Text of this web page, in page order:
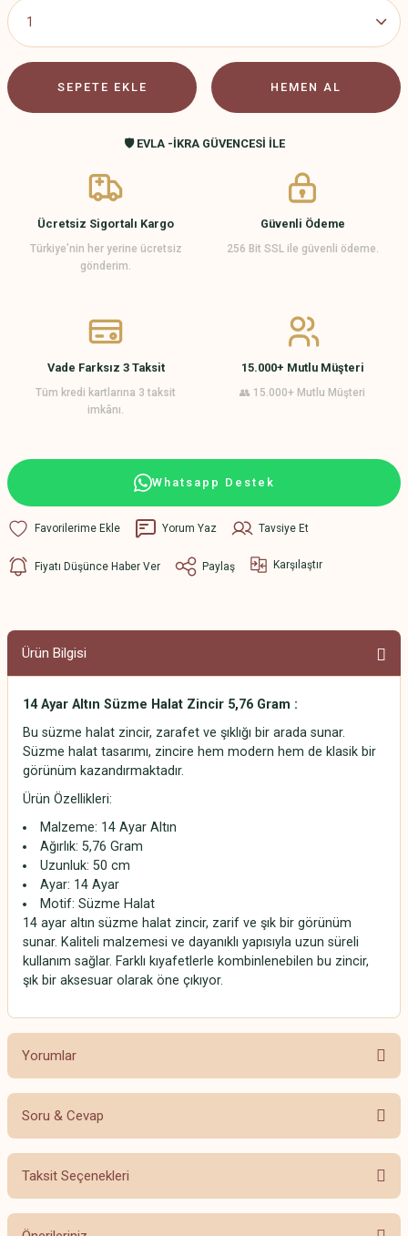
SEPETE EKLE HEMEN AL
🛡️ EVLA -İKRA GÜVENCESİ İLE
Ücretsiz Sigortalı Kargo
Türkiye’nin her yerine ücretsiz
gönderim.
Güvenli Ödeme
256 Bit SSL ile güvenli ödeme.
Vade Farksız 3 Taksit
Tüm kredi kartlarına 3 taksit
imkânı.
15.000+ Mutlu Müşteri
👥 15.000+ Mutlu Müşteri
Whatsapp Destek
Yorum Yaz Tavsiye Et
Fiyatı Düşünce Haber Ver Paylaş Karşılaştır
Ürün Bilgisi
14 Ayar Altın Süzme Halat Zincir 5,76 Gram :
Bu süzme halat zincir, zarafet ve şıklığı bir arada sunar.
Süzme halat tasarımı, zincire hem modern hem de klasik bir
görünüm kazandırmaktadır.
Ürün Özellikleri:
Malzeme: 14 Ayar Altın
Ağırlık: 5,76 Gram
Uzunluk: 50 cm
Ayar: 14 Ayar
Motif: Süzme Halat
14 ayar altın süzme halat zincir, zarif ve şık bir görünüm
sunar. Kaliteli malzemesi ve dayanıklı yapısıyla uzun süreli
kullanım sağlar. Farklı kıyafetlerle kombinlenebilen bu zincir,
şık bir aksesuar olarak öne çıkıyor.
Yorumlar
Bu ürüne ilk yorumu siz yapın!
Soru & Cevap
Ürün hakkında henüz soru sorulmamış.
Taksit Seçenekleri